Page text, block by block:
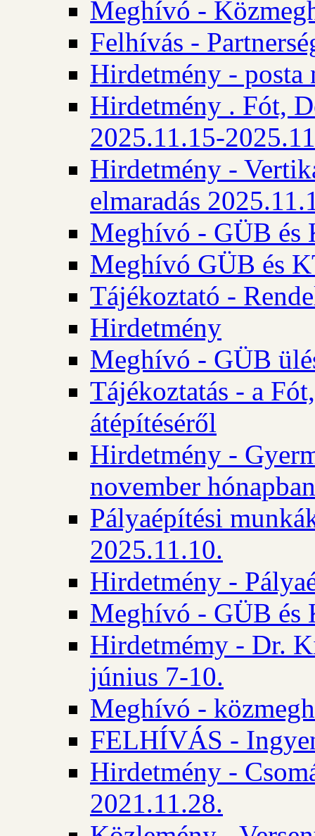
Meghívó -
Felhívás -
Hirdetmény - posta
Hirdetmény . Fót,
2025.11.15-
Hirdetmény -
elmaradás
Meghívó - GÜB és
Meghívó GÜB és
Tájékoztató -
Hirdetmény
Meghívó - GÜB
Tájékoztatás - a
átépítéséről
Hirdetmény -
november hónapban
Pályaépítési
2025.11.10.
Hirdetmény -
Meghívó - GÜB és
Hirdetmémy - Dr.
június 7-10.
Meghívó -
FELHÍVÁS -
Hirdetmény -
2021.11.28.